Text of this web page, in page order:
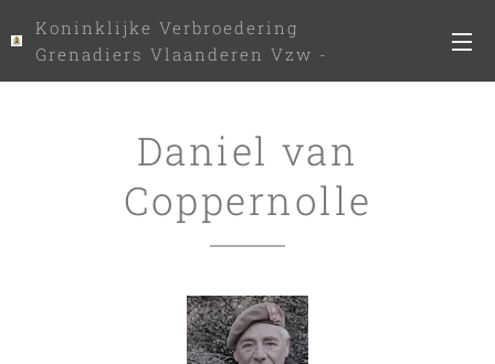
Koninklijke Verbroedering
Grenadiers Vlaanderen Vzw -
www.kvgv.be
Daniel van
Coppernolle